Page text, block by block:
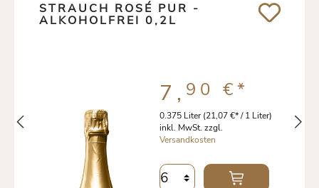
STRAUCH ROSÉ PUR -
ALKOHOLFREI 0,2L
0.375 Liter(21,07 €* / 1 Liter)
inkl. MwSt. zzgl.
Versandkosten
7, 90 €*